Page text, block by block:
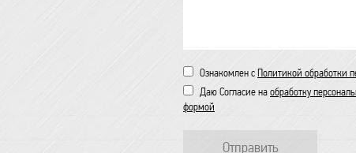
Ознакомлен сПолитикой обработки
Даю Согласие наобработку
формой
Отправить